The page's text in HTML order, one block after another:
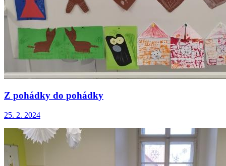
Z pohádky do pohádky
25. 2. 2024